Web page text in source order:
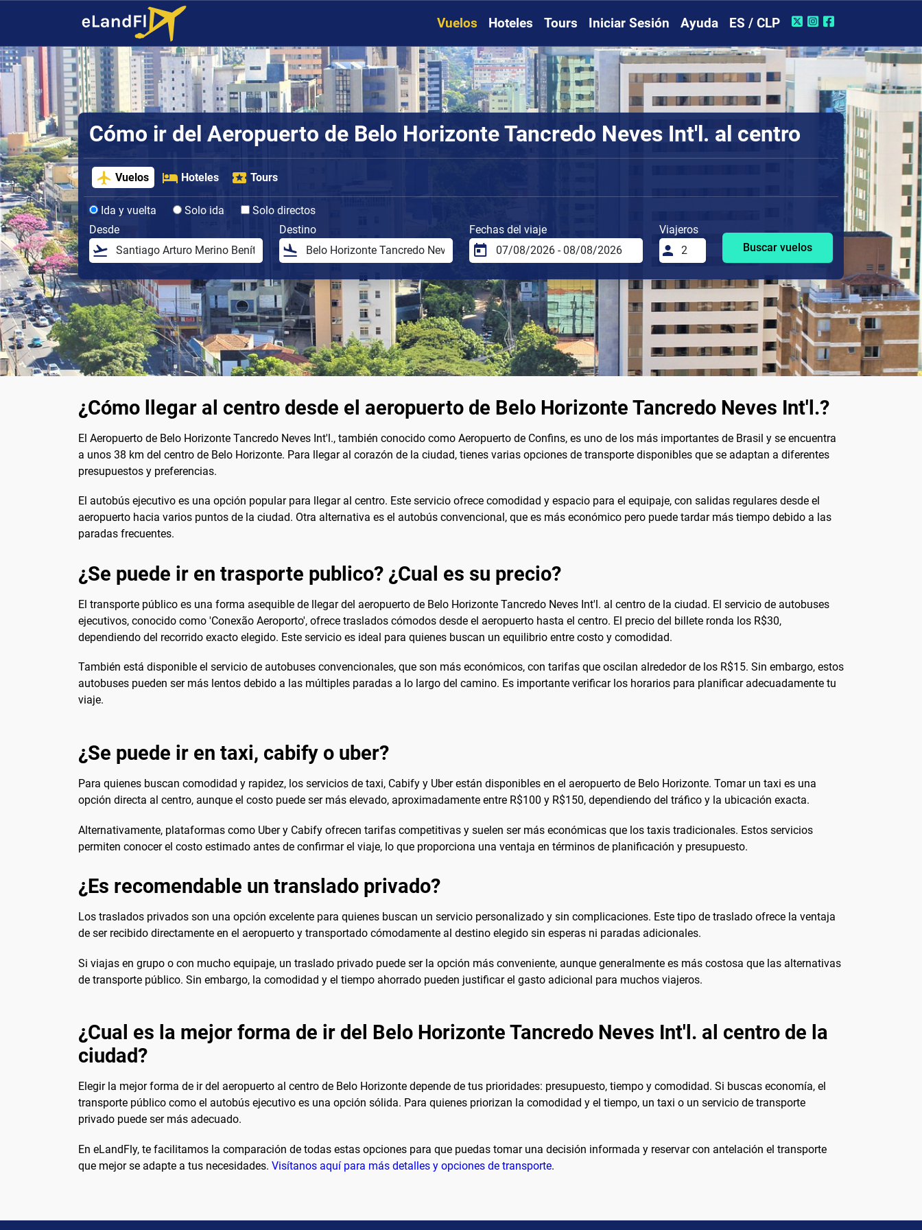
Vuelos Hoteles Tours Iniciar Sesión Ayuda ES / CLP
Cómo ir del Aeropuerto de Belo Horizonte Tancredo Neves Int'l. al centro
Vuelos Hoteles Tours
Ida y vuelta Solo ida
Solo directos
Desde
Destino Fechas del viaje
Viajeros
Buscar vuelos
¿Cómo llegar al centro desde el aeropuerto de Belo Horizonte Tancredo Neves Int'l.?
El Aeropuerto de Belo Horizonte Tancredo Neves Int'l., también conocido como Aeropuerto de Confins, es uno de los más importantes de Brasil y se encuentra
a unos 38 km del centro de Belo Horizonte. Para llegar al corazón de la ciudad, tienes varias opciones de transporte disponibles que se adaptan a diferentes
presupuestos y preferencias.
El autobús ejecutivo es una opción popular para llegar al centro. Este servicio ofrece comodidad y espacio para el equipaje, con salidas regulares desde el
aeropuerto hacia varios puntos de la ciudad. Otra alternativa es el autobús convencional, que es más económico pero puede tardar más tiempo debido a las
paradas frecuentes.
¿Se puede ir en trasporte publico? ¿Cual es su precio?
El transporte público es una forma asequible de llegar del aeropuerto de Belo Horizonte Tancredo Neves Int'l. al centro de la ciudad. El servicio de autobuses
ejecutivos, conocido como 'Conexão Aeroporto', ofrece traslados cómodos desde el aeropuerto hasta el centro. El precio del billete ronda los R$30,
dependiendo del recorrido exacto elegido. Este servicio es ideal para quienes buscan un equilibrio entre costo y comodidad.
También está disponible el servicio de autobuses convencionales, que son más económicos, con tarifas que oscilan alrededor de los R$15. Sin embargo, estos
autobuses pueden ser más lentos debido a las múltiples paradas a lo largo del camino. Es importante verificar los horarios para planificar adecuadamente tu
viaje.
¿Se puede ir en taxi, cabify o uber?
Para quienes buscan comodidad y rapidez, los servicios de taxi, Cabify y Uber están disponibles en el aeropuerto de Belo Horizonte. Tomar un taxi es una
opción directa al centro, aunque el costo puede ser más elevado, aproximadamente entre R$100 y R$150, dependiendo del tráfico y la ubicación exacta.
Alternativamente, plataformas como Uber y Cabify ofrecen tarifas competitivas y suelen ser más económicas que los taxis tradicionales. Estos servicios
permiten conocer el costo estimado antes de confirmar el viaje, lo que proporciona una ventaja en términos de planificación y presupuesto.
¿Es recomendable un translado privado?
Los traslados privados son una opción excelente para quienes buscan un servicio personalizado y sin complicaciones. Este tipo de traslado ofrece la ventaja
de ser recibido directamente en el aeropuerto y transportado cómodamente al destino elegido sin esperas ni paradas adicionales.
Si viajas en grupo o con mucho equipaje, un traslado privado puede ser la opción más conveniente, aunque generalmente es más costosa que las alternativas
de transporte público. Sin embargo, la comodidad y el tiempo ahorrado pueden justificar el gasto adicional para muchos viajeros.
¿Cual es la mejor forma de ir del Belo Horizonte Tancredo Neves Int'l. al centro de la
ciudad?
Elegir la mejor forma de ir del aeropuerto al centro de Belo Horizonte depende de tus prioridades: presupuesto, tiempo y comodidad. Si buscas economía, el
transporte público como el autobús ejecutivo es una opción sólida. Para quienes priorizan la comodidad y el tiempo, un taxi o un servicio de transporte
privado puede ser más adecuado.
En eLandFly, te facilitamos la comparación de todas estas opciones para que puedas tomar una decisión informada y reservar con antelación el transporte
que mejor se adapte a tus necesidades. Visítanos aquí para más detalles y opciones de transporte.